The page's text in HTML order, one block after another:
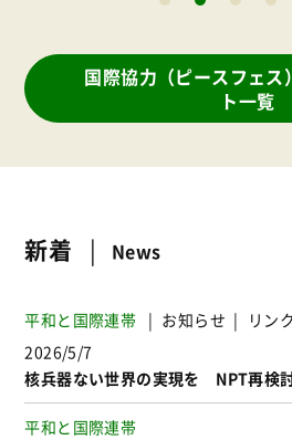
国際協力（ピースフェス
ト一覧
新着 News
平和と国際連帯 お知らせ
リンク
2026/5/7
核兵器ない世界の実現を NPT再検
平和と国際連帯